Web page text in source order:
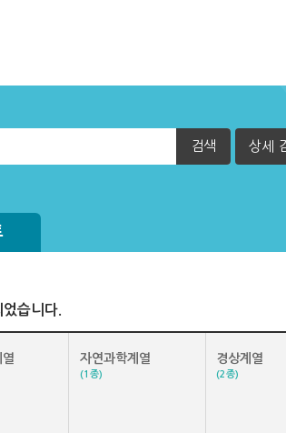
검색 상세
습니다.
열 자연과학계열
(1종)
경상계열
(2종)